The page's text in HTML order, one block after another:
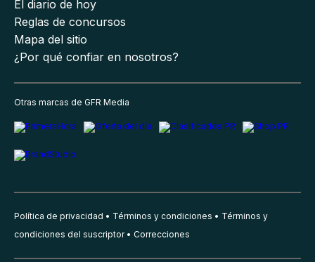
El diario de hoy
Reglas de concursos
Mapa del sitio
¿Por qué confiar en nosotros?
Otras marcas de GFR Media
Política de privacidad Términos y condiciones
Términos y
condiciones del suscriptor
Correcciones